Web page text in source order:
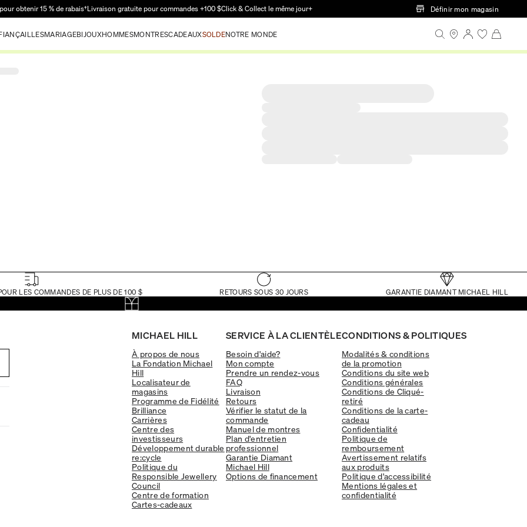
Passer au contenu principal
obtenir 15 % de rabais†Livraison gratuite pour commandes +100 $Click & Collect le même jour+ Définir mon magasin
MARIAGEBIJOUXHOMMESMONTRESCADEAUXSOLDENOTRE MONDE
LES COMMANDES DE PLUS DE 100 $ RETOURS SOUS 30 JOURS GARANTIE DIAMANT MICHAEL HILL
MICHAEL HILL
À propos de nous
La Fondation Michael
Hill
Localisateur de
magasins
Programme de Fidélité
Brilliance
Carrières
Centre des
investisseurs
Développement durable
re:cycle
Politique du
Responsible Jewellery
Council
Centre de formation
Cartes-cadeaux
SERVICE À LA CLIENTÈLE
Besoin d'aide?
Mon compte
Prendre un rendez-vous
FAQ
Livraison
Retours
Vérifier le statut de la
commande
Manuel de montres
Plan d'entretien
professionnel
Garantie Diamant
Michael Hill
Options de financement
CONDITIONS & POLITIQUES
Modalités & conditions
de la promotion
Conditions du site web
Conditions générales
Conditions de Cliqué-
retiré
Conditions de la carte-
cadeau
Confidentialité
Politique de
remboursement
Avertissement relatifs
aux produits
Politique d'accessibilité
Mentions légales et
confidentialité